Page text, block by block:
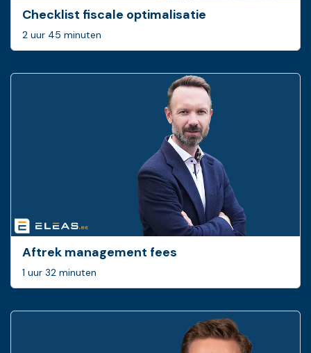
Checklist fiscale optimalisatie
2 uur 45 minuten
Aftrek management fees
1 uur 32 minuten